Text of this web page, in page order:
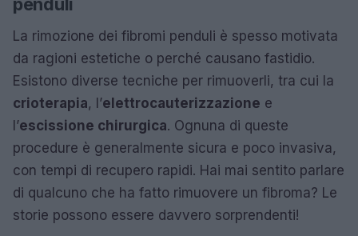
La rimozione dei fibromi penduli è spesso motivata
da ragioni estetiche o perché causano fastidio.
Esistono diverse tecniche per rimuoverli, tra cui la
crioterapia, l’elettrocauterizzazione e
l’escissione chirurgica. Ognuna di queste
procedure è generalmente sicura e poco invasiva,
con tempi di recupero rapidi. Hai mai sentito parlare
di qualcuno che ha fatto rimuovere un fibroma? Le
storie possono essere davvero sorprendenti!